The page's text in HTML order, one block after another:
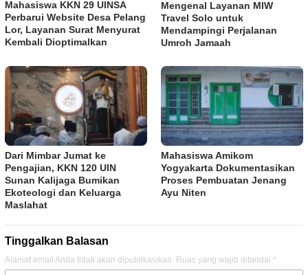
Mahasiswa KKN 29 UINSA
Perbarui Website Desa Pelang
Lor, Layanan Surat Menyurat
Kembali Dioptimalkan
Mengenal Layanan MIW
Travel Solo untuk
Mendampingi Perjalanan
Umroh Jamaah
Dari Mimbar Jumat ke
Pengajian, KKN 120 UIN
Sunan Kalijaga Bumikan
Ekoteologi dan Keluarga
Maslahat
Mahasiswa Amikom
Yogyakarta Dokumentasikan
Proses Pembuatan Jenang
Ayu Niten
Tinggalkan Balasan
Alamat email Anda tidak akan dipublikasikan. Ruas yang wajib ditandai *